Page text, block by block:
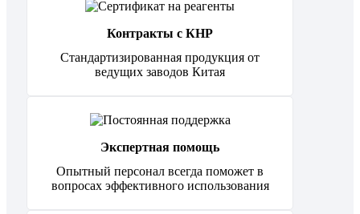
Контракты с КНР
Стандартизированная продукция от
ведущих заводов Китая
Экспертная помощь
Опытный персонал всегда поможет в
вопросах эффективного использования